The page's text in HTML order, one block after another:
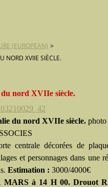
(EUROPEAN) >
NORD XVIIE SIÈCLE.
nord XVIIe siècle.
du nord XVIIe siècle.
centrale décorées de
et personnages dans une
Estimation : 3000/4000€
MARS à 14 H 00. Drouot